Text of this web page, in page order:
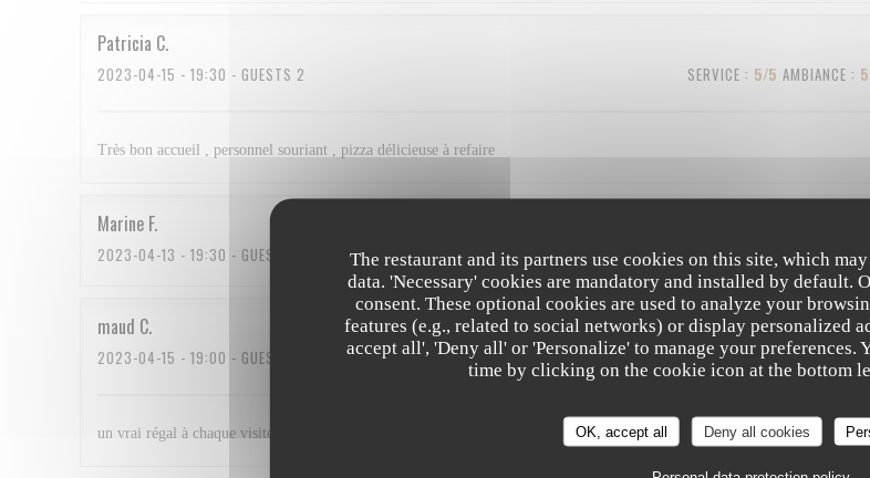
The restaurant and its partners use cookies on this site, which
data. 'Necessary' cookies are mandatory and installed by default.
consent. These optional cookies are used to analyze your
features (e.g., related to social networks) or display personalized
accept all', 'Deny all' or 'Personalize' to manage your preferences.
time by clicking on the cookie icon at the bottom
OK, accept all Deny all cookies
Patricia C
2023-04-15 - 19:30 - GUESTS 2 SERVICE : 5/5 AMBIANCE : 5
Très bon accueil , personnel souriant , pizza délicieuse à refaire
Marine F
2023-04-13 - 19:30 - GUESTS 7 SERVICE : 4/5 AMBIANCE: 3
maud C
2023-04-15 - 19:00 - GUESTS 5 SERVICE: 5/5 AMBIANCE: 5
un vrai régal à chaque visite ! nous revenons avec plaisir